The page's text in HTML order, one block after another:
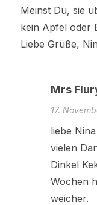
Meinst Du, sie
kein Apfel oder
Liebe Grüße,
Mrs
17.
liebe Nina
vielen
Dinkel
Wochen
weicher.